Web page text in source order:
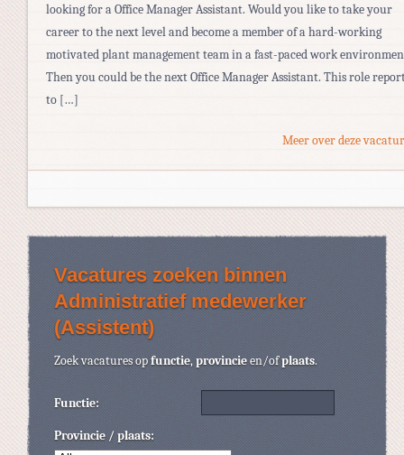
looking for a Office Manager Assistant. Would you like to take your
career to the next level and become a member of a hard-working
motivated plant management team in a fast-paced work
Then you could be the next Office Manager Assistant. This role
to […]
Meer over deze
Vacatures zoeken binnen
Administratief medewerker
(Assistent)
Zoek vacatures opfunctie,provincieen/ofplaats.
Functie:
Provincie / plaats: